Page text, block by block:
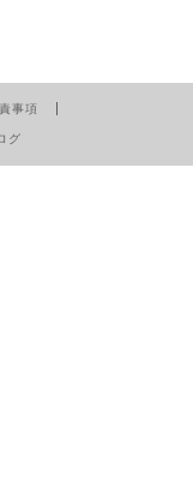
事項
グ